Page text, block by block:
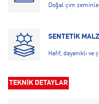
Doğal çim
SENTETİK
Hafif, dayanıklı
TEKNİK DETAYLAR